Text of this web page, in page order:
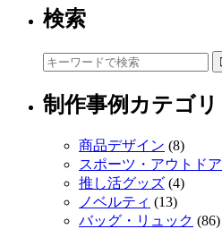
検索
制作事例カテゴリ
商品デザイン (8)
スポーツ・アウトドア
推し活グッズ (4)
ノベルティ (13)
バッグ・リュック (86)